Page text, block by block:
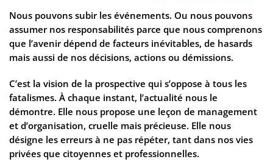
Nous pouvons subir les événements. Ou nous pouvons
assumer nos responsabilités parce que nous comprenons
que l’avenir dépend de facteurs inévitables, de hasards
mais aussi de nos décisions, actions ou démissions.
C’est la vision de la prospective qui s’oppose à tous les
fatalismes. À chaque instant, l’actualité nous le
démontre. Elle nous propose une leçon de management
et d’organisation, cruelle mais précieuse. Elle nous
désigne les erreurs à ne pas répéter, tant dans nos vies
privées que citoyennes et professionnelles.